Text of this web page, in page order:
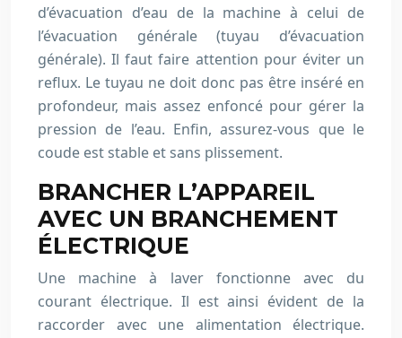
d’évacuation d’eau de la machine à celui de
l’évacuation générale (tuyau d’évacuation
générale). Il faut faire attention pour éviter un
reflux. Le tuyau ne doit donc pas être inséré en
profondeur, mais assez enfoncé pour gérer la
pression de l’eau. Enfin, assurez-vous que le
coude est stable et sans plissement.
BRANCHER L’APPAREIL
AVEC UN BRANCHEMENT
ÉLECTRIQUE
Une machine à laver fonctionne avec du
courant électrique. Il est ainsi évident de la
raccorder avec une alimentation électrique.